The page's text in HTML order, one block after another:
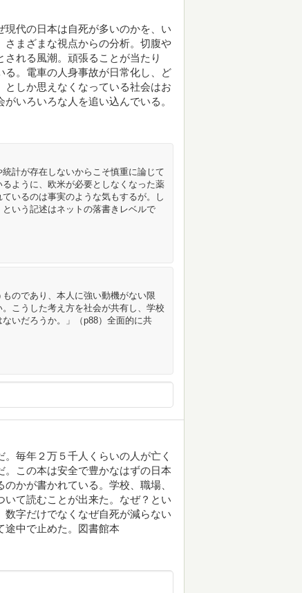
代の日本は自死が多いのかを、い
さまざまな視点からの分析。切腹や
れる風潮。頑張ることが当たり
。電車の人身事故が日常化し、ど
しか思えなくなっている社会はお
いろいろな人を追い込んでいる。
計が存在しないからこそ慎重に論じて
ように、欧米が必要としなくなった薬
いるのは事実のような気もするが。し
いう記述はネットの落書きレベルで
のであり、本人に強い動機がない限
こうした考え方を社会が共有し、学校
いだろうか。」（p88）全面的に共
毎年２万５千人くらいの人が亡く
この本は安全で豊かなはずの日本
かが書かれている。学校、職場、
て読むことが出来た。なぜ？とい
字だけでなくなぜ自死が減らない
途中で止めた。図書館本